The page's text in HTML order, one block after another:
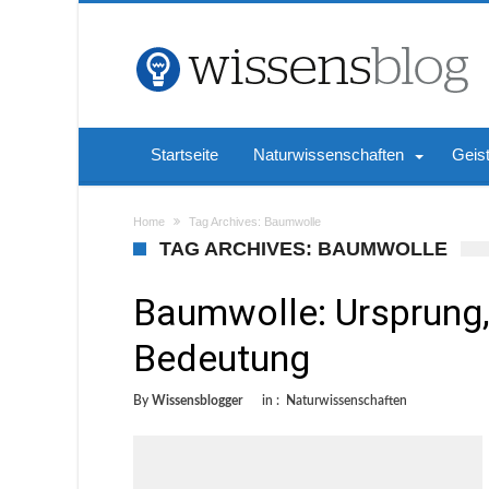
Startseite Naturwissenschaften
Home Tag Archives: Baumwolle
TAG ARCHIVES: BAUMWOLLE
Baumwolle:
Bedeutung
By Wissensblogger in : Naturwissenschaften